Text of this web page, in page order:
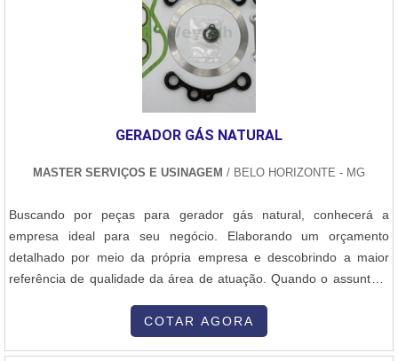
descarga, e a conexão com a rede elétrica ou de ventilação, se
processo complexo que exige precisão em cada etapa, desde o
planejamento e o projeto até a execução e os testes de qualidade.
O aço carbono, com suas qualidades de resistência e custo
acessível, é uma escolha popular para a construção desses
equipamentos, garantindo que os silos sejam seguros, eficientes e
GERADOR GÁS NATURAL
MASTER SERVIÇOS E USINAGEM / BELO HORIZONTE - MG
Buscando por peças para gerador gás natural, conhecerá a
empresa ideal para seu negócio. Elaborando um orçamento
detalhado por meio da própria empresa e descobrindo a maior
referência de qualidade da área de atuação. Quando o assunto é
especializados da Master Serviços e Usinagem o cliente
COTAR AGORA